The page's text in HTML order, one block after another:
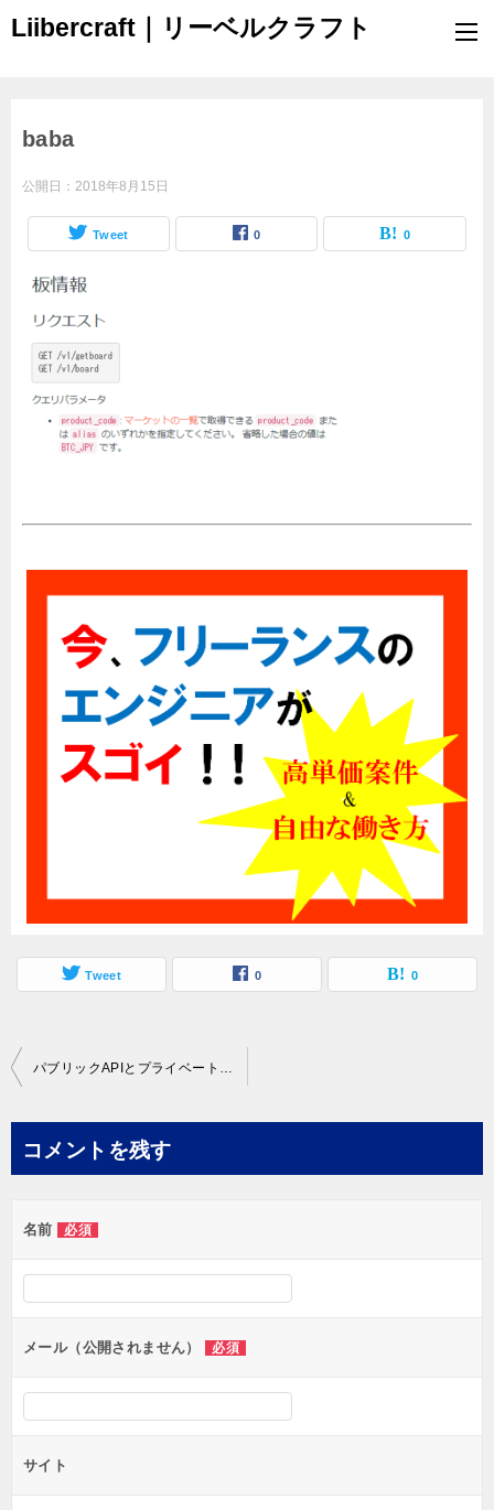
Liibercraft｜リーベルクラフト
baba
公開日： 2018年8月15日
Tweet 0 0
Tweet 0 0
投
ビ
ー
シ
ン
パブリックAPIとプライベートAPIの違いとは?実際にbitFlyerにリクエストして学ぼう!
コメントを残す
名前 必須
メール（公開されません） 必須
サイト